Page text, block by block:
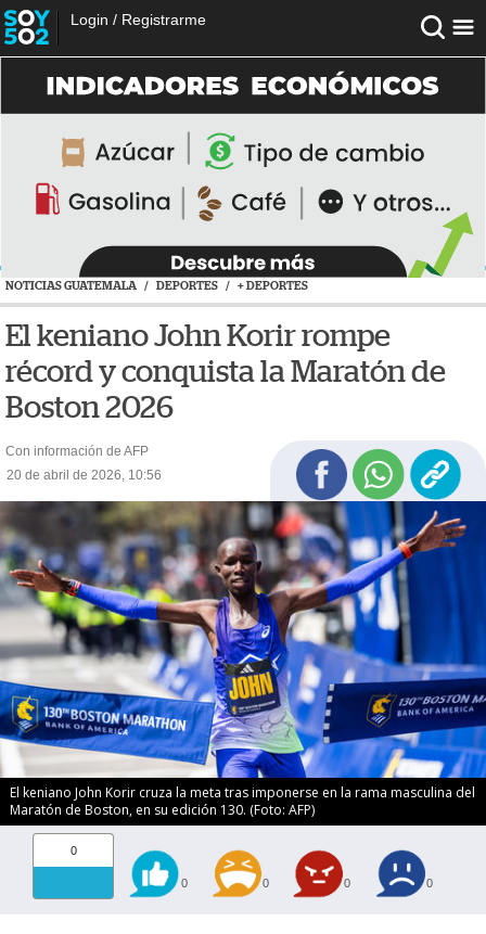
Login / Registrarme
NOTICIAS GUATEMALA / DEPORTES / + DEPORTES
El keniano John Korir rompe
récord y conquista la Maratón de
Boston 2026
Con información de AFP
20 de abril de 2026, 10:56
El keniano John Korir cruza la meta tras imponerse en la rama masculina del
Maratón de Boston, en su edición 130. (Foto: AFP)
0
0 0 0 0